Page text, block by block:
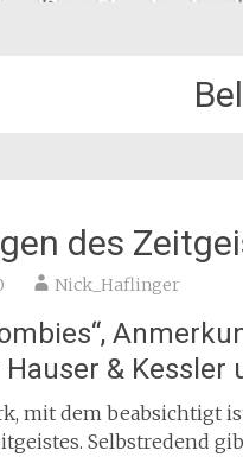
des
Nick_Haflinger
& Kessler
mit dem beabsichtigt
Selbstredend